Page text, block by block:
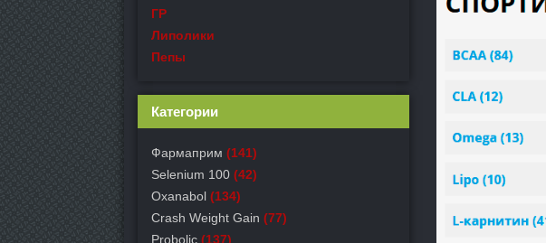
ГР
Липолики
Пепы
Категории
Фармаприм (141)
Selenium 100 (42)
Oxanabol (134)
Crash Weight Gain (77)
Probolic (137)